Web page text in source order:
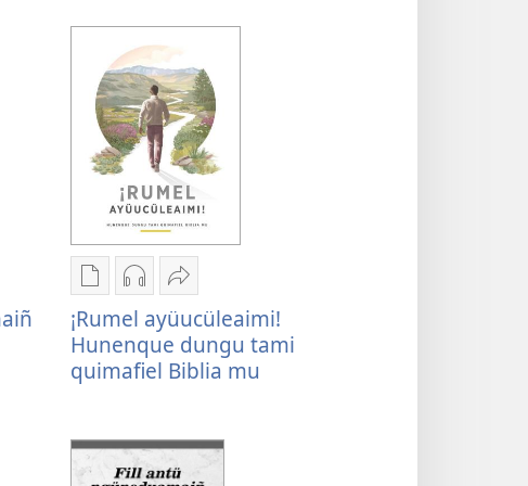
antü
ngüneduamaiñ
tati
Biblia
2024
Biblia
2024
Chumngechi
entual
fillque
papel
Hunenque
dungu
Chumngechi
entual
audio
¡Rumel
dungu
tami
Huercülelngeal
¡Rumel
ayüucüleaimi!
Hunenque
quimafiel
Biblia mu
¡Rumel ayüucüleaimi!
Hunenque dungu tami
quimafiel Biblia mu